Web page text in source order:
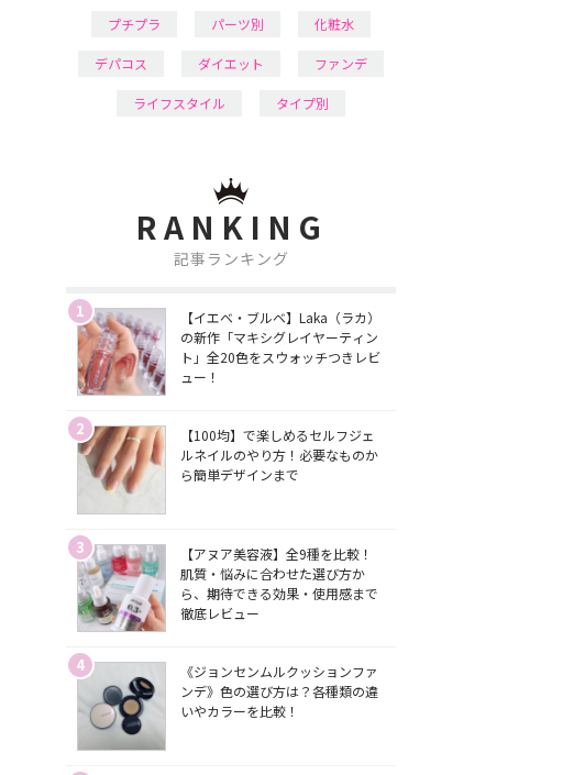
プチプラ パーツ別 化粧水
デパコス ダイエット ファンデ
ライフスタイル タイプ別
RANKING
記事ランキング
1
【イエベ・ブルベ】Laka（ラカ）
の新作「マキシグレイヤーティン
ト」全20色をスウォッチつきレビ
ュー！
2
【100均】で楽しめるセルフジェ
ルネイルのやり方！必要なものか
ら簡単デザインまで
3
【アヌア美容液】全9種を比較！
肌質・悩みに合わせた選び方か
ら、期待できる効果・使用感まで
徹底レビュー
4
《ジョンセンムルクッションファ
ンデ》色の選び方は？各種類の違
いやカラーを比較！